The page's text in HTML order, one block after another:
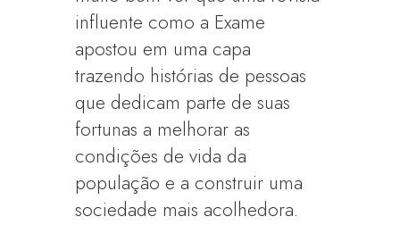
influente como a Exame
apostou em uma capa
trazendo histórias de pessoas
que dedicam parte de suas
fortunas a melhorar as
condições de vida da
população e a construir uma
sociedade mais acolhedora.